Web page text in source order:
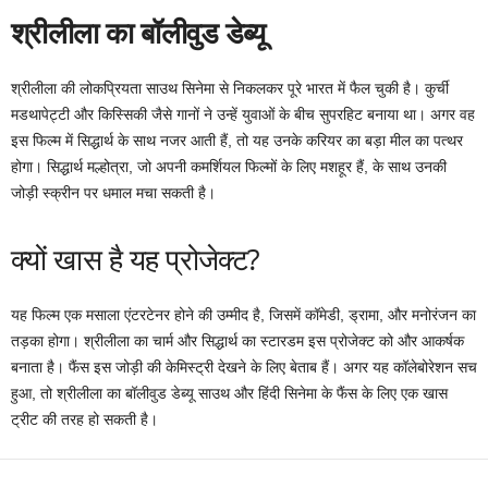
श्रीलीला का बॉलीवुड डेब्यू
श्रीलीला की लोकप्रियता साउथ सिनेमा से निकलकर पूरे भारत में फैल चुकी है। कुर्ची
मडथापेट्टी और किस्सिकी जैसे गानों ने उन्हें युवाओं के बीच सुपरहिट बनाया था। अगर वह
इस फिल्म में सिद्धार्थ के साथ नजर आती हैं, तो यह उनके करियर का बड़ा मील का पत्थर
होगा। सिद्धार्थ मल्होत्रा, जो अपनी कमर्शियल फिल्मों के लिए मशहूर हैं, के साथ उनकी
जोड़ी स्क्रीन पर धमाल मचा सकती है।
क्यों खास है यह प्रोजेक्ट?
यह फिल्म एक मसाला एंटरटेनर होने की उम्मीद है, जिसमें कॉमेडी, ड्रामा, और मनोरंजन का
तड़का होगा। श्रीलीला का चार्म और सिद्धार्थ का स्टारडम इस प्रोजेक्ट को और आकर्षक
बनाता है। फैंस इस जोड़ी की केमिस्ट्री देखने के लिए बेताब हैं। अगर यह कॉलेबोरेशन सच
हुआ, तो श्रीलीला का बॉलीवुड डेब्यू साउथ और हिंदी सिनेमा के फैंस के लिए एक खास
ट्रीट की तरह हो सकती है।